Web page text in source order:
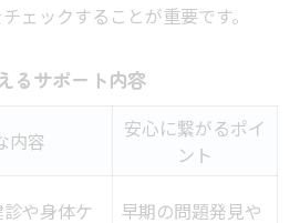
ェックすることが重要です。
るサポート内容
内容
安心に繋がるポイ
ント
や身体ケ
早期の問題発見や